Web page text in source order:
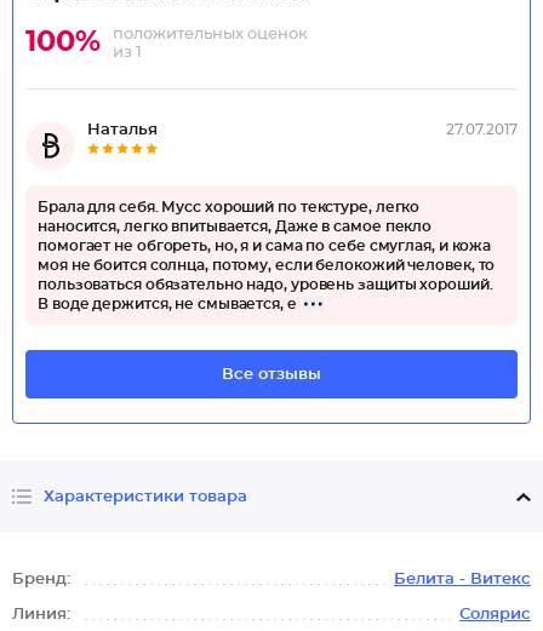
100%
положительных оценок
из 1
Наталья 27.07.2017
Брала для себя. Мусс хороший по текстуре, легко
наносится, легко впитывается, Даже в самое пекло
помогает не обгореть, но, я и сама по себе смуглая, и кожа
моя не боится солнца, потому, если белокожий человек, то
пользоваться обязательно надо, уровень защиты хороший.
В воде держится, не смывается, е
Все отзывы
Характеристики товара
Бренд: Белита - Витекс
Линия: Солярис